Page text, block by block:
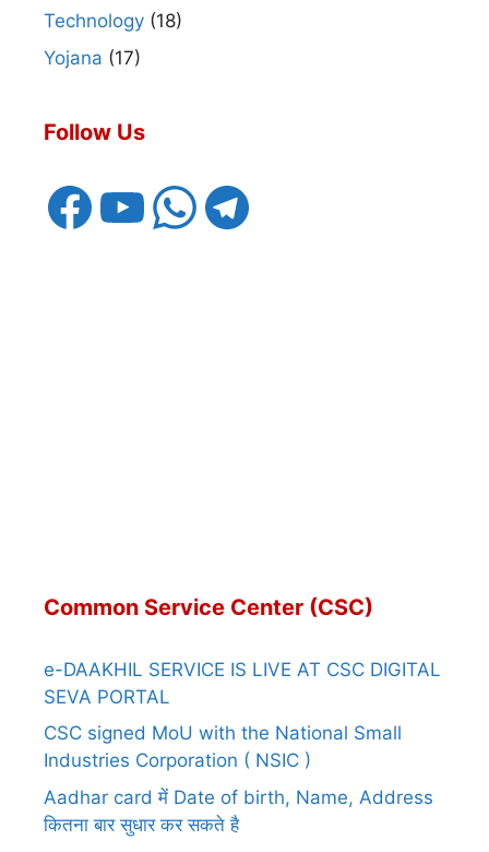
Technology (18)
Yojana (17)
Follow Us
FacebookYouTubeWhatsAppTelegram
Common Service Center (CSC)
e-DAAKHIL SERVICE IS LIVE AT CSC DIGITAL
SEVA PORTAL
CSC signed MoU with the National Small
Industries Corporation ( NSIC )
Aadhar card में Date of birth, Name, Address
कितना बार सुधार कर सकते है